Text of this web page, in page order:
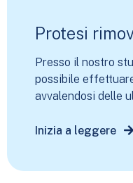
Protesi
Presso il nostro
possibile
avvalendosi delle
Inizia a leggere